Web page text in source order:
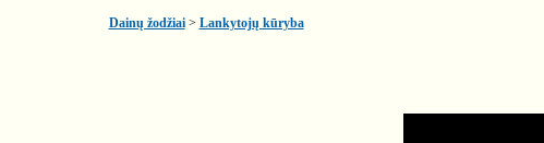
Dainų žodžiai> Lankytojų kūryba